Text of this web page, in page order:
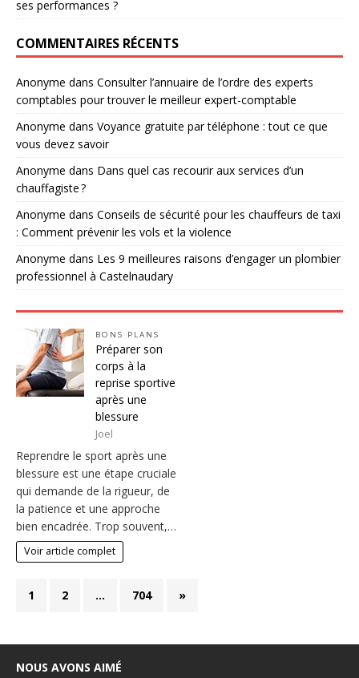
ses performances ?
COMMENTAIRES RÉCENTS
Anonyme dans Consulter l’annuaire de l’ordre des experts
comptables pour trouver le meilleur expert-comptable
Anonyme dans Voyance gratuite par téléphone : tout ce que
vous devez savoir
Anonyme dans Dans quel cas recourir aux services d’un
chauffagiste ?
Anonyme dans Conseils de sécurité pour les chauffeurs de taxi
: Comment prévenir les vols et la violence
Anonyme dans Les 9 meilleures raisons d’engager un plombier
professionnel à Castelnaudary
BONS PLANS
Préparer son
corps à la
reprise sportive
après une
blessure
Joel
Reprendre le sport après une
blessure est une étape cruciale
qui demande de la rigueur, de
la patience et une approche
bien encadrée. Trop souvent,…
Voir article complet
1 2 … 704 »
NOUS AVONS AIMÉ